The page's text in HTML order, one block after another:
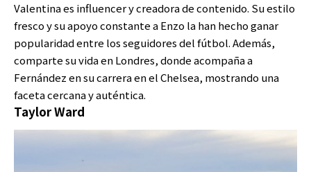
Valentina es influencer y creadora de contenido. Su estilo
fresco y su apoyo constante a Enzo la han hecho ganar
popularidad entre los seguidores del fútbol. Además,
comparte su vida en Londres, donde acompaña a
Fernández en su carrera en el Chelsea, mostrando una
faceta cercana y auténtica.
Taylor Ward